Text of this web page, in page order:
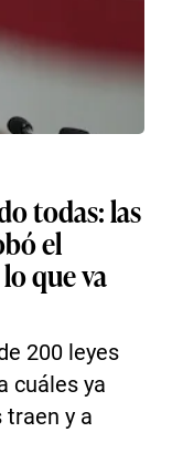
todas: las
el
que va
200 leyes
cuáles ya
traen y a